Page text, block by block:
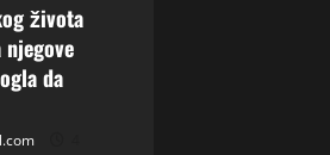
života
da